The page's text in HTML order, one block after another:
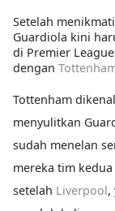
Setelah
Guardiola kini
di Premier
dengan
Tottenham
menyulitkan
sudah menelan
mereka tim
setelah Liverpool,